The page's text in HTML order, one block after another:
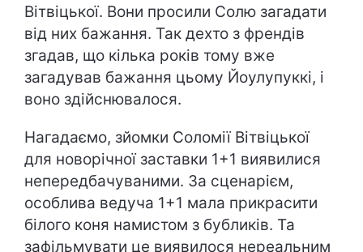
Вітвіцької. Вони просили Солю загадати
від них бажання. Так дехто з френдів
згадав, що кілька років тому вже
загадував бажання цьому Йоулупуккі, і
воно здійснювалося.
Нагадаємо, зйомки Соломії Вітвіцької
для новорічної заставки 1+1 виявилися
непередбачуваними. За сценарієм,
особлива ведуча 1+1 мала прикрасити
білого коня намистом з бубликів. Та
зафільмувати це виявилося нереальним